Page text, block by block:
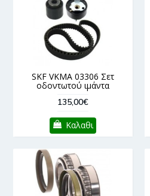
SKF VKMA 03306 Σετ
οδοντωτού ιμάντα
135,00€
Καλαθι